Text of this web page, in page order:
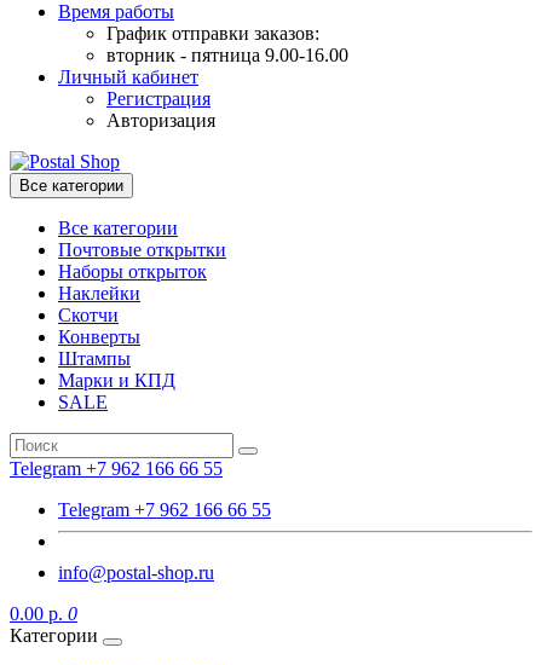
Время работы
График отправки заказов:
вторник - пятница 9.00-16.00
Личный кабинет
Регистрация
Авторизация
Все категории
Все категории
Почтовые открытки
Наборы открыток
Наклейки
Скотчи
Конверты
Штампы
Марки и КПД
SALE
Telegram +7 962 166 66 55
Telegram +7 962 166 66 55
info@postal-shop.ru
0.00 р. 0
Категории